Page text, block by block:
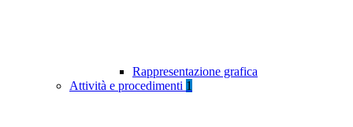
Rappresentazione grafica
Attività e procedimenti 1